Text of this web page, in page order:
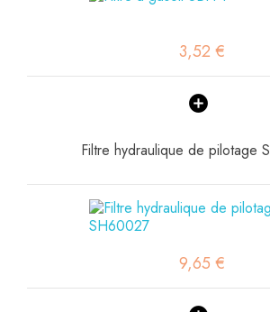
3,52 €
Filtre hydraulique de pilotage
9,65 €